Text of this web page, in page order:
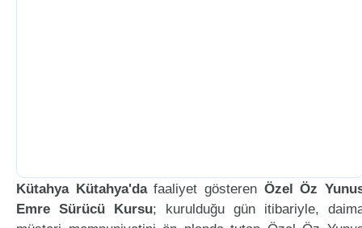
Kütahya Kütahya'dafaaliyet gösteren Özel Öz
Emre Sürücü Kursu; kurulduğu gün itibariyle,